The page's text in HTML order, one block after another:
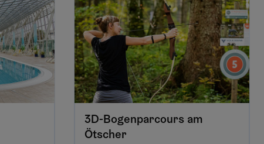
3D-Bogenparcours am
Ötscher